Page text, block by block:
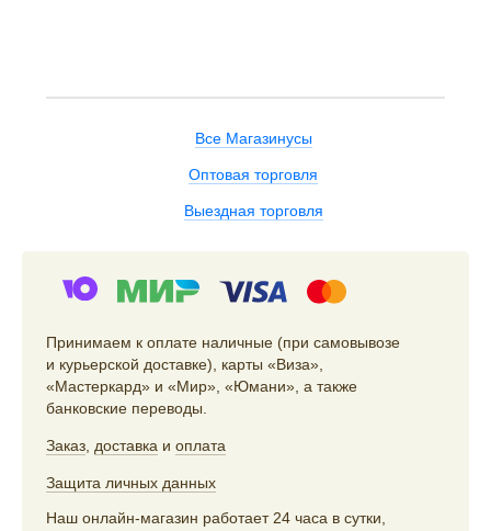
Все Магазинусы
Оптовая торговля
Выездная торговля
Принимаем к оплате наличные (при самовывозе
и курьерской доставке), карты «Виза»,
«Мастеркард» и «Мир», «Юмани», а также
банковские переводы.
Заказ, доставка и оплата
Защита личных данных
Наш онлайн-магазин работает 24 часа в сутки,